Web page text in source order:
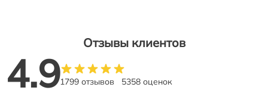
Отзывы клиентов
4.91799 отзывов 5358 оценок